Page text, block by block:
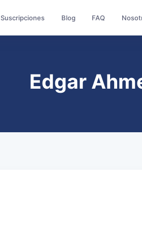
Suscripciones Blog FAQ
Edgar